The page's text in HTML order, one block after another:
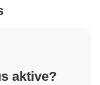
aktive?